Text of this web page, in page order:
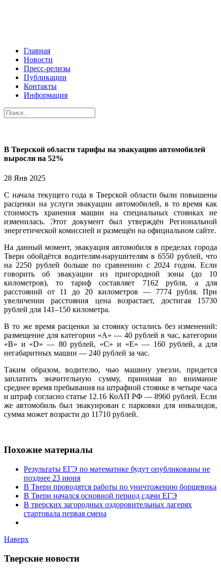
Главная
Новости
Пресс-релизы
Публикации
Контакты
Информация
В Тверской области тарифы на эвакуацию автомобилей
выросли на 52%
28 Янв 2025
С начала текущего года в Тверской области были повышены
расценки на услуги эвакуации автомобилей, в то время как
стоимость хранения машин на специальных стоянках не
изменилась. Этот документ был утверждён Региональной
энергетической комиссией и размещён на официальном сайте.
На данный момент, эвакуация автомобиля в пределах города
Твери обойдётся водителям-нарушителям в 6550 рублей, что
на 2250 рублей больше по сравнению с 2024 годом. Если
говорить об эвакуации из пригородной зоны (до 10
километров), то тариф составляет 7162 рубля, а для
расстояний от 11 до 20 километров — 7774 рубля. При
увеличении расстояния цена возрастает, достигая 15730
рублей для 141–150 километра.
В то же время расценки за стоянку остались без изменений:
размещение для категории «А» — 40 рублей в час, категории
«B» и «D» — 80 рублей, «C» и «E» — 160 рублей, а для
негабаритных машин — 240 рублей за час.
Таким образом, водителю, чью машину увезли, придется
заплатить значительную сумму, принимая во внимание
среднее время пребывания на штрафной стоянке в четыре часа
и штраф согласно статье 12.16 КоАП РФ — 8960 рублей. Если
же автомобиль был эвакуирован с парковки для инвалидов,
сумма может возрасти до 11710 рублей.
Похожие материалы
Результаты ЕГЭ по математике будут опубликованы не
позднее 23 июня
В Твери проводятся работы по уничтожению борщевика
В Твери начался основной период сдачи ЕГЭ
В тверских загородных оздоровительных лагерях
стартовала первая смена
Наверх
Тверские новости